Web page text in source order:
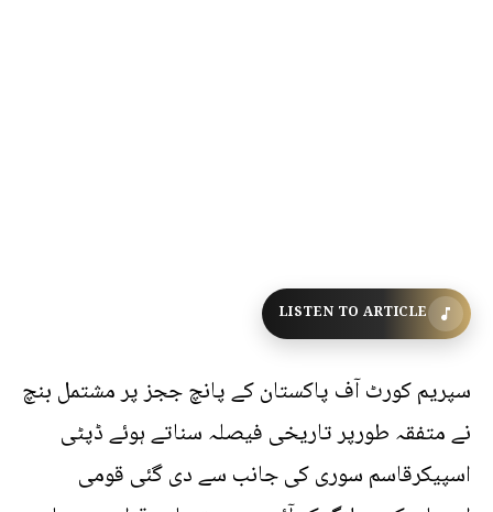
LISTEN TO ARTICLE
سپریم کورٹ آف پاکستان کے پانچ ججز پر مشتمل بنچ
نے متفقہ طورپر تاریخی فیصلہ سناتے ہوئے ڈپٹی
اسپیکرقاسم سوری کی جانب سے دی گئی قومی